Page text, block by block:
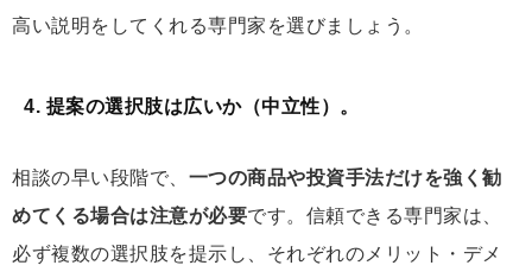
高い説明をしてくれる専門家を選びましょう。
4. 提案の選択肢は広いか（中立性）。
相談の早い段階で、 一つの商品や投資手法だけを強く勧
めてくる場合は注意が必要です。信頼できる専門家は、
必ず複数の選択肢を提示し、それぞれのメリット・デメ